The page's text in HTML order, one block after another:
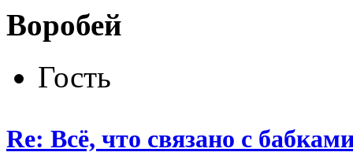
Воробей
Гость
Re: Всё, что связано с